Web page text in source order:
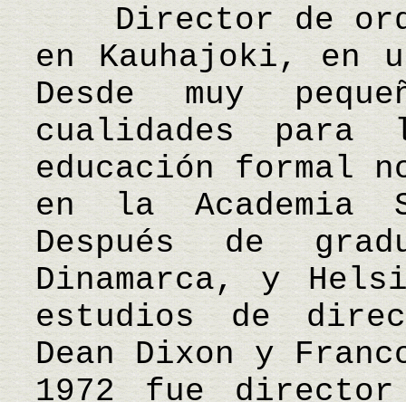
Director de
en Kauhajoki, en
Desde muy
cualidades para
educación formal
en la Academia
Después de
Dinamarca, y
estudios de
Dean Dixon y
1972 fue